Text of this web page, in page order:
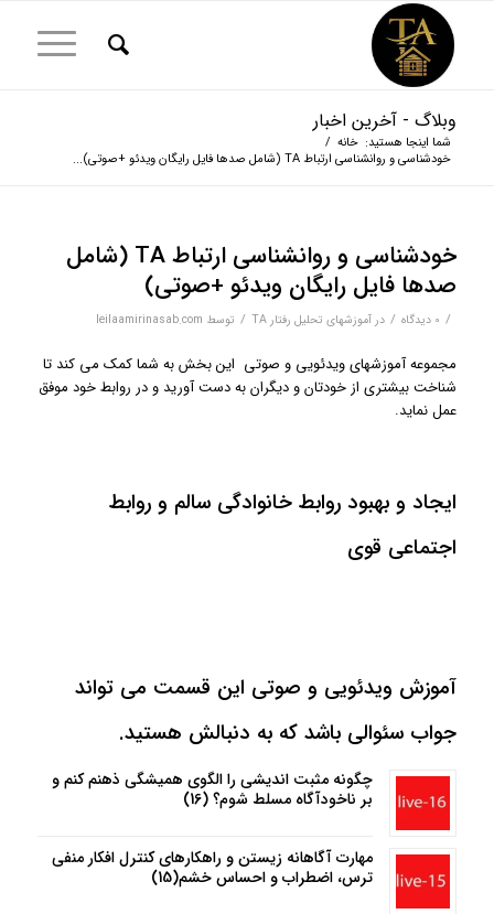
وبلاگ - آخرین اخبار
شما اینجا هستید: خانه /
خودشناسی و روانشناسی ارتباط TA (شامل صدها فایل رایگان ویدئو +صوتی)...
خودشناسی و روانشناسی ارتباط TA (شامل
صدها فایل رایگان ویدئو +صوتی)
/ 0 دیدگاه‌ / در آموزشهای تحلیل رفتار TA / توسط leilaamirinasab.com
مجموعه آموزشهای ویدئویی و صوتی این بخش به شما کمک می کند تا
شناخت بیشتری از خودتان و دیگران به دست آورید و در روابط خود موفق
عمل نماید.
ایجاد و بهبود روابط خانوادگی سالم و روابط
اجتماعی قوی
آموزش ویدئویی و صوتی این قسمت می تواند
جواب سئوالی باشد که به دنبالش هستید.
چگونه مثبت اندیشی را الگوی همیشگی ذهنم کنم و
بر ناخودآگاه مسلط شوم؟ (16)
مهارت آگاهانه زیستن و راهکارهای کنترل افکار منفی
ترس، اضطراب و احساس خشم(15)